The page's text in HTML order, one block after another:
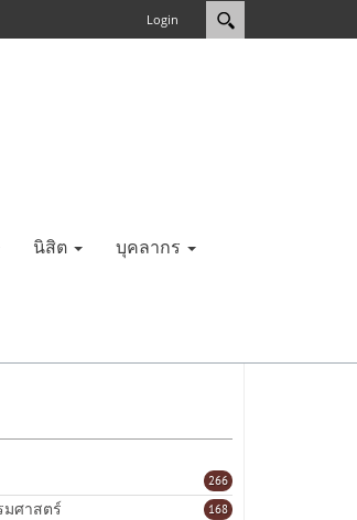
Login
นิสิต บุคลากร
266
168
ศาสตร์